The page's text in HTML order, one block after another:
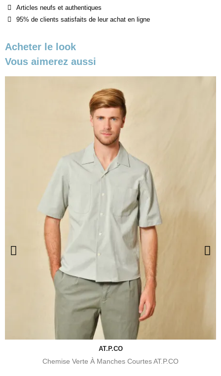
Articles neufs et authentiques
95% de clients satisfaits de leur achat en ligne
Acheter le look
Vous aimerez aussi
AT.P.CO
Chemise Verte À Manches Courtes AT.P.CO